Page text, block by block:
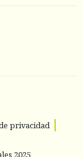
privacidad
2025